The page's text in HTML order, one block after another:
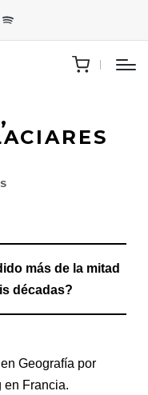
más de la mitad
décadas?
Geografía por
en Francia.